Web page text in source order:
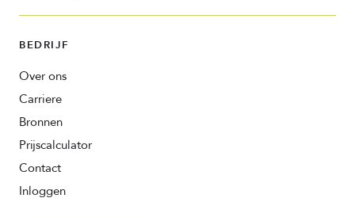
BEDRIJF
Over ons
Carriere
Bronnen
Prijscalculator
Contact
Inloggen